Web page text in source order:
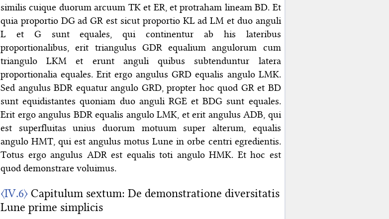
similis cuique duorum arcuum TK et ER, et protraham lineam BD. Et
quia proportio DG ad GR est sicut proportio KL ad LM et duo anguli
L et G sunt equales, qui continentur ab his lateribus
proportionalibus, erit triangulus GDR equalium angulorum cum
triangulo LKM et erunt anguli quibus subtenduntur latera
proportionalia equales. Erit ergo angulus GRD equalis angulo LMK.
Sed angulus BDR equatur angulo GRD, propter hoc quod GR et BD
sunt equidistantes quoniam duo anguli RGE et BDG sunt equales.
Erit ergo angulus BDR equalis angulo LMK, et erit angulus ADB, qui
est superfluitas unius duorum motuum super alterum, equalis
angulo HMT, qui est angulus motus Lune in orbe centri egredientis.
Totus ergo angulus ADR est equalis toti angulo HMK. Et hoc est
quod demonstrare voluimus.
〈IV.6〉 Capitulum sextum: De demonstratione diversitatis
Lune prime simplicis